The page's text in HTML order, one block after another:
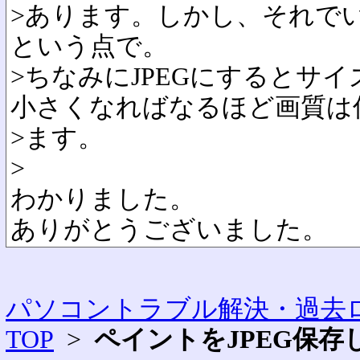
>あります。しかし、それで
という点で。
>ちなみにJPEGにするとサ
小さくなればなるほど画質は
>ます。
>
わかりました。
ありがとうございました。
パソコントラブル解決・過去
TOP > ペイントをJPEG保存